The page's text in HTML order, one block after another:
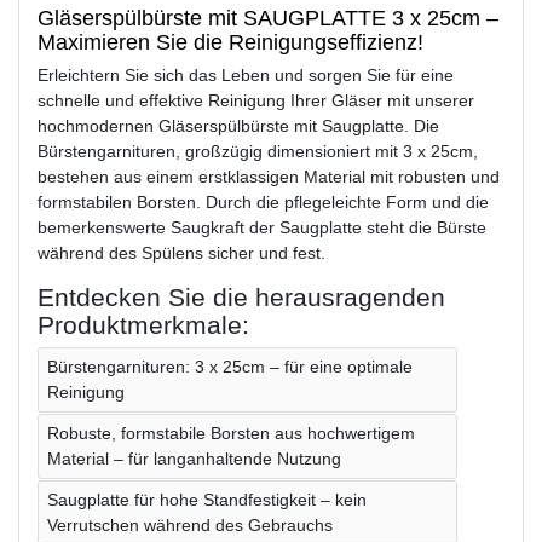
Gläserspülbürste mit SAUGPLATTE 3 x 25cm –
Maximieren Sie die Reinigungseffizienz!
Erleichtern Sie sich das Leben und sorgen Sie für eine
schnelle und effektive Reinigung Ihrer Gläser mit unserer
hochmodernen Gläserspülbürste mit Saugplatte. Die
Bürstengarnituren, großzügig dimensioniert mit 3 x 25cm,
bestehen aus einem erstklassigen Material mit robusten und
formstabilen Borsten. Durch die pflegeleichte Form und die
bemerkenswerte Saugkraft der Saugplatte steht die Bürste
während des Spülens sicher und fest.
Entdecken Sie die herausragenden
Produktmerkmale:
Bürstengarnituren: 3 x 25cm – für eine optimale
Reinigung
Robuste, formstabile Borsten aus hochwertigem
Material – für langanhaltende Nutzung
Saugplatte für hohe Standfestigkeit – kein
Verrutschen während des Gebrauchs